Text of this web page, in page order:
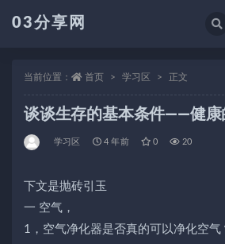
03分享网
当前位置： 首页 学习区 正文
谈谈生存的基本条件——健康
学习区 4 年前 0 20
下文是抛砖引玉
一 空气，
1，空气净化器是否真的可以净化空气